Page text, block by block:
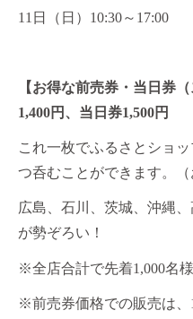
11日（日）10:30～17:00
【お得な前売券・当日券
1,400円、当日券1,500円
これ一枚でふるさとショ
つ呑むことができます。（
広島、石川、茨城、沖縄
が勢ぞろい！
※全店合計で先着1,000名
※前売券価格での販売は、